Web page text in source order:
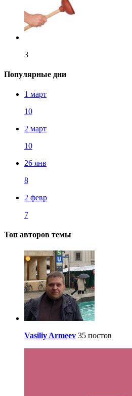
3
Популярные дни
1 март
10
2 март
10
26 янв
8
2 февр
7
Топ авторов темы
Vasiliy Armeev 35 постов